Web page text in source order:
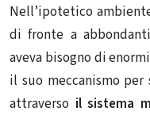
Nell’ipotetico
di fronte a
aveva bisogno di
il suo meccanismo
attraverso il sistema